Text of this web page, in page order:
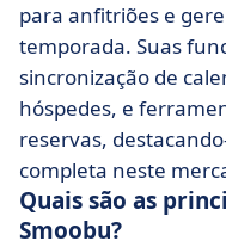
para anfitriões e
temporada. Suas
sincronização de
hóspedes, e
reservas,
completa neste
Quais são as
Smoobu?